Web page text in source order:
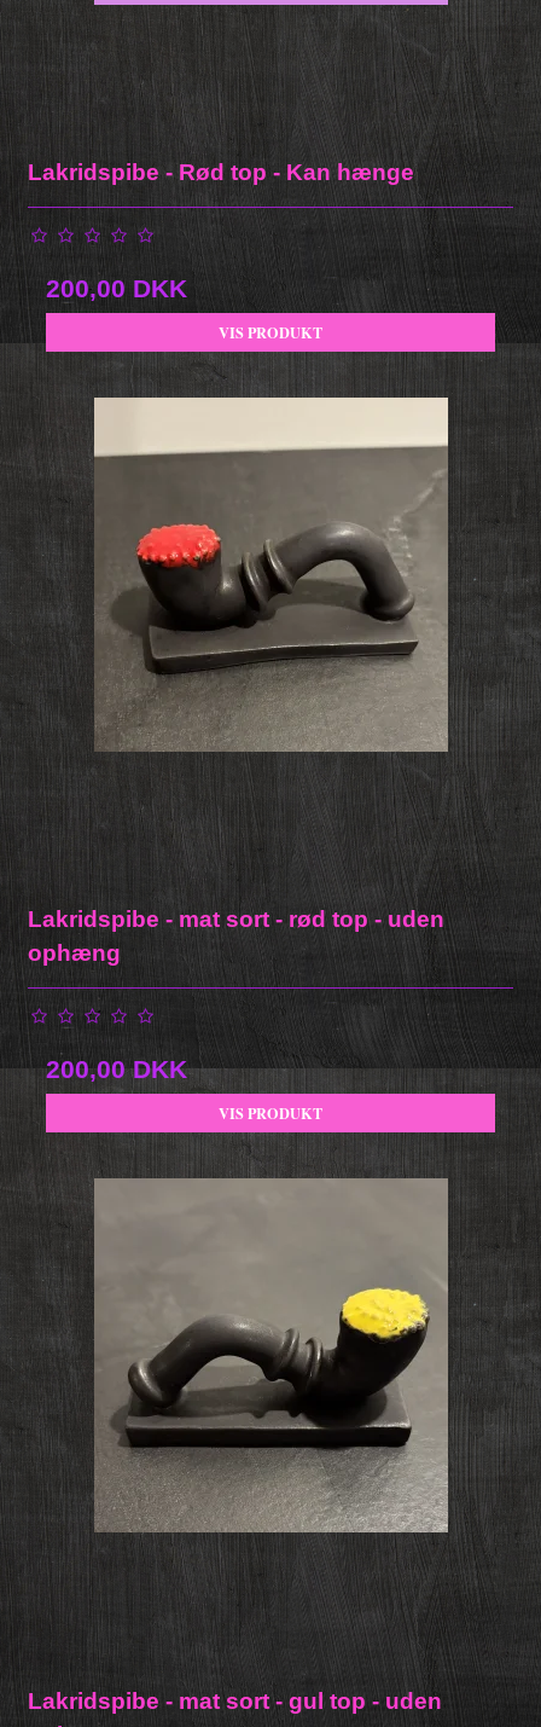
Lakridspibe - Rød top - Kan hænge
200,00 DKK
VIS PRODUKT
Lakridspibe - mat sort - rød top - uden
ophæng
200,00 DKK
VIS PRODUKT
Lakridspibe - mat sort - gul top - uden